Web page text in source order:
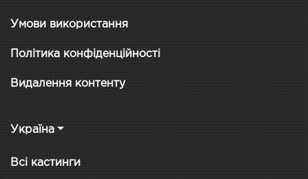
Умови використання
Політика конфіденційності
Видалення контенту
Україна
Всі кастинги